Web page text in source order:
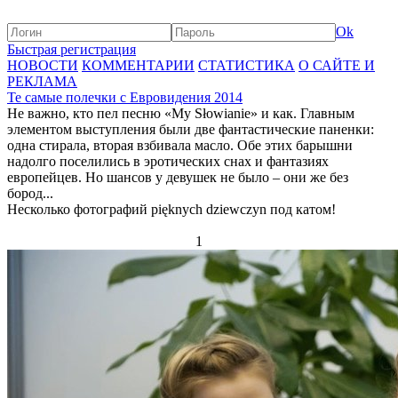
Ok
Быстрая регистрация
НОВОСТИ КОММЕНТАРИИ СТАТИСТИКА О САЙТЕ И
РЕКЛАМА
Те самые полечки с Евровидения 2014
Не важно, кто пел песню «My Słowianie» и как. Главным
элементом выступления были две фантастические паненки:
одна стирала, вторая взбивала масло. Обе этих барышни
надолго поселились в эротических снах и фантазиях
европейцев. Но шансов у девушек не было – они же без
бород...
Несколько фотографий pięknych dziewczyn под катом!
1